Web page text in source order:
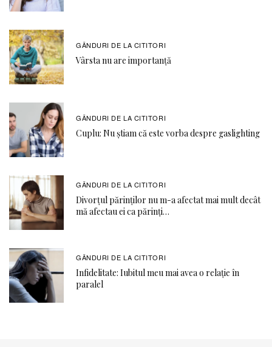
GÂNDURI DE LA CITITORI
Vârsta nu are importanță
GÂNDURI DE LA CITITORI
Cuplu: Nu știam că este vorba despre gaslighting
GÂNDURI DE LA CITITORI
Divorțul părinților nu m-a afectat mai mult decât
mă afectau ei ca părinți…
GÂNDURI DE LA CITITORI
Infidelitate: Iubitul meu mai avea o relație în
paralel